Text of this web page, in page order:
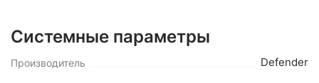
Системные параметры
Производитель Defender